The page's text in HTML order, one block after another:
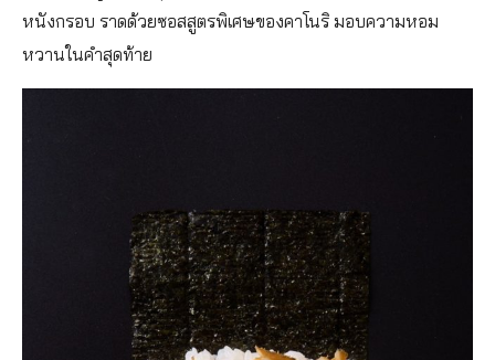
หนังกรอบ ราดด้วยซอสสูตรพิเศษของคาโนริ มอบความหอม
หวานในคำสุดท้าย